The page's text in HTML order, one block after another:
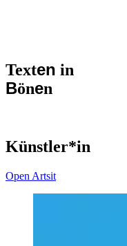
Texten in
Bönen
Künstler*in
Open Artsit